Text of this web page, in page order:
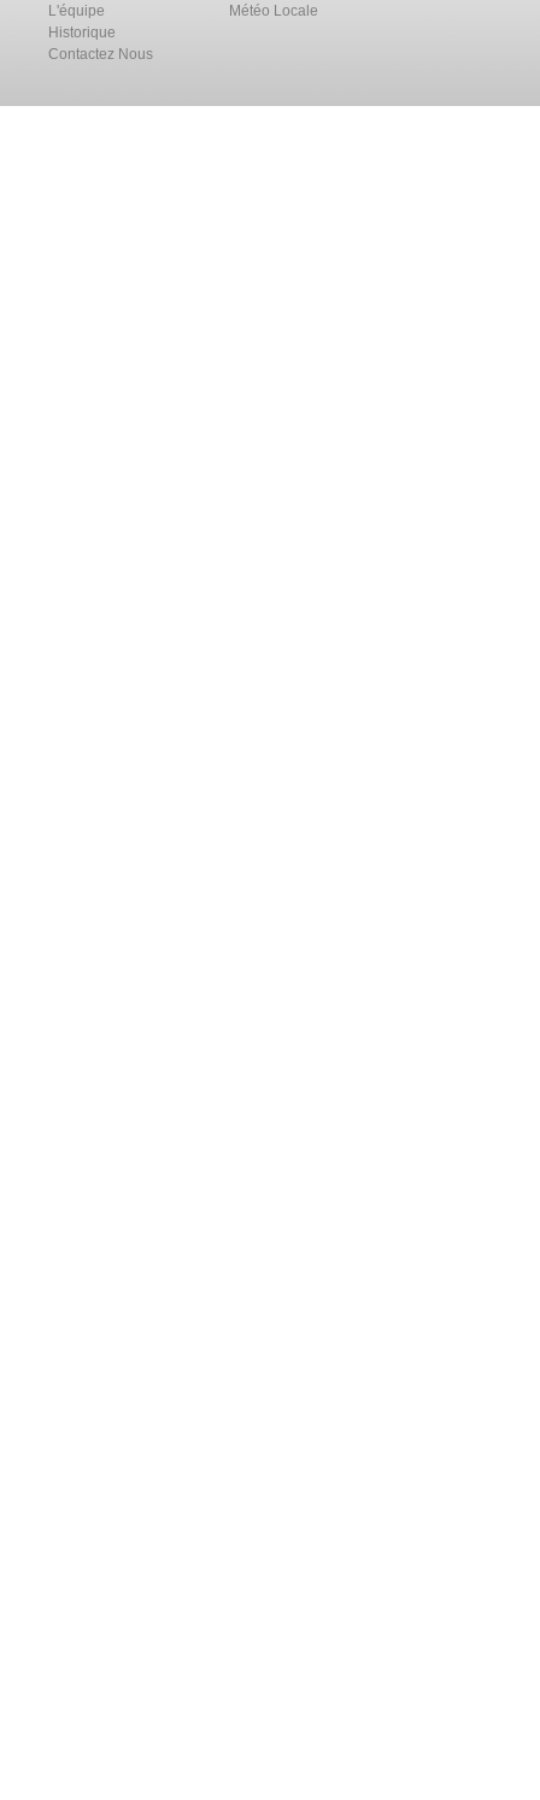
L'équipe
Historique
Contactez Nous
Météo Locale